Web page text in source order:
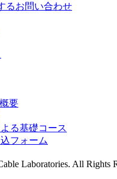
るお問い合わせ
要
る基礎コース
フォーム
Laboratories. All Rights